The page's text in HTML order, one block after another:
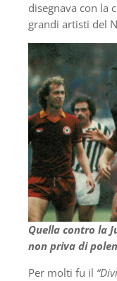
disegnava con la
grandi artisti del
Quella contro la
non priva di
Per molti fu il